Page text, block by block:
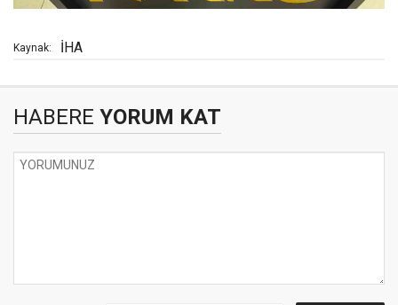
Kaynak: İHA
HABERE YORUM KAT